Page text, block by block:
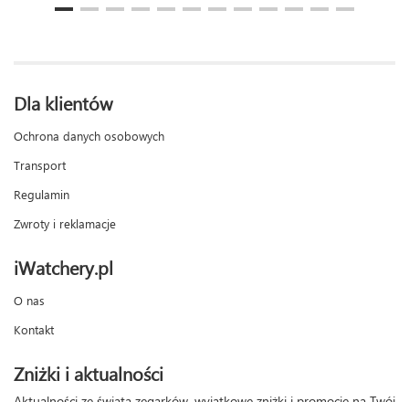
Dla klientów
Ochrona danych osobowych
Transport
Regulamin
Zwroty i reklamacje
iWatchery.pl
O nas
Kontakt
Zniżki i aktualności